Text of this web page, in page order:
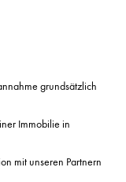
grundsätzlich
Immobilie in
mit unseren Partnern